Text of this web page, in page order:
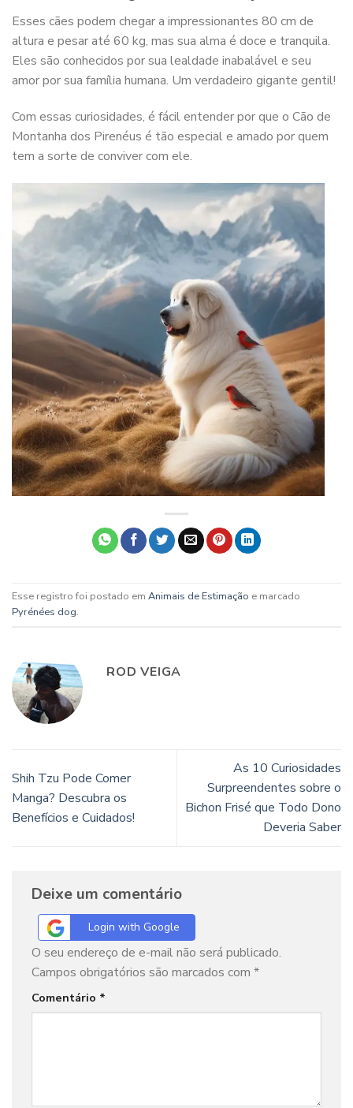
Esses cães podem chegar a impressionantes 80 cm de
altura e pesar até 60 kg, mas sua alma é doce e tranquila.
Eles são conhecidos por sua lealdade inabalável e seu
amor por sua família humana. Um verdadeiro gigante gentil!
Com essas curiosidades, é fácil entender por que o Cão de
Montanha dos Pirenéus é tão especial e amado por quem
tem a sorte de conviver com ele.
Esse registro foi postado em Animais de Estimação e marcado
Pyrénées dog.
ROD VEIGA
Shih Tzu Pode Comer
Manga? Descubra os
Benefícios e Cuidados!
As 10 Curiosidades
Surpreendentes sobre o
Bichon Frisé que Todo Dono
Deveria Saber
Deixe um comentário
Login with Google
O seu endereço de e-mail não será publicado.
Campos obrigatórios são marcados com *
Comentário *